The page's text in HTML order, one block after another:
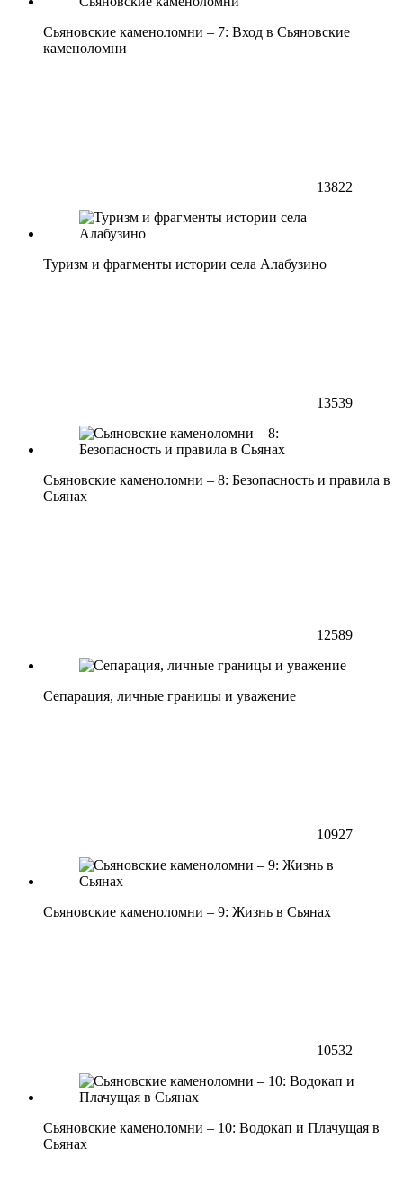
Сьяновские каменоломни – 7: Вход в Сьяновские
каменоломни
13822
Туризм и фрагменты истории села Алабузино
13539
Сьяновские каменоломни – 8: Безопасность и правила в
Сьянах
12589
Сепарация, личные границы и уважение
10927
Сьяновские каменоломни – 9: Жизнь в Сьянах
10532
Сьяновские каменоломни – 10: Водокап и Плачущая в
Сьянах